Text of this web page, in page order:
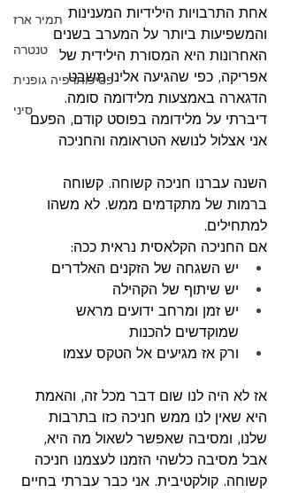
תמיר ארז
טנטרה
פסיכותרפיה גופנית
סיני
אחת התרבויות הילידיות המענינות
והמשפיעות ביותר על המערב בשנים
האחרונות היא המסורת הילידית של
אפריקה, כפי שהגיעה אלינו משבט
הדגארה באמצעות מלידומה סומה.
דיברתי על מלידומה בפוסט קודם, הפעם
אני אצלול לנושא הטראומה והחניכה
השנה עברנו חניכה קשוחה. קשוחה
ברמות של מתקדמים ממש. לא משהו
למתחילים.
אם החניכה הקלאסית נראית ככה:
יש השגחה של הזקנים האלדרים
יש שיתוף של הקהילה
יש זמן ומרחב ידועים מראש
שמוקדשים להכנות
ורק אז מגיעים אל הטקס עצמו
אז לא היה לנו שום דבר מכל זה, והאמת
היא שאין לנו ממש חניכה כזו בתרבות
שלנו, ומסיבה שאפשר לשאול מה היא,
אבל מסיבה כלשהי הזמנו לעצמנו חניכה
קשוחה. קולקטיבית. אני כבר עברתי בחיים